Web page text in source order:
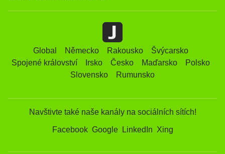
Global Německo Rakousko
Švýcarsko
Spojené království
Irsko Česko Maďarsko
Polsko
Slovensko
Rumunsko
Navštivte také naše kanály na sociálních sítích!
Facebook Google LinkedIn Xing